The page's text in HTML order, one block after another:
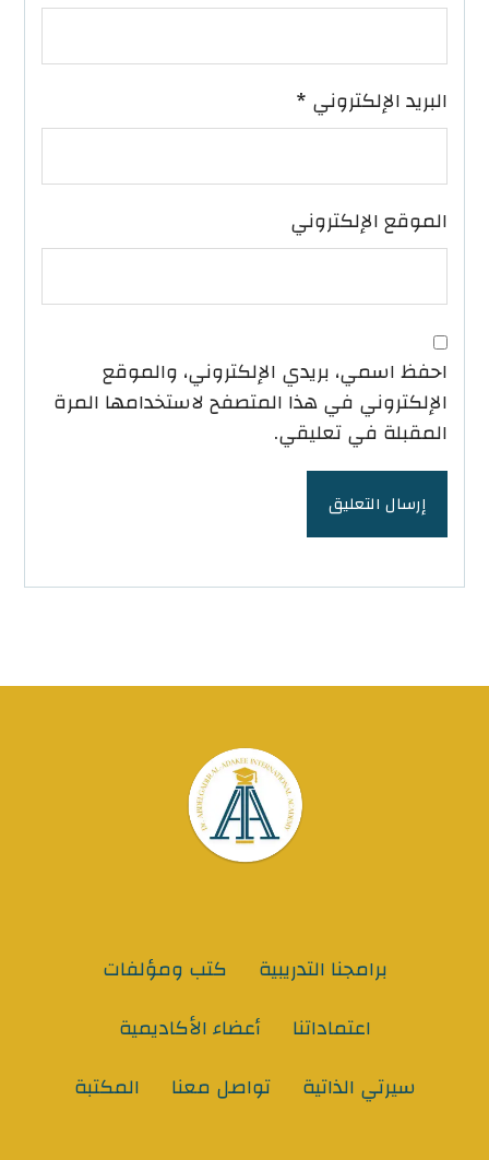
البريد الإلكتروني *
الموقع الإلكتروني
احفظ اسمي، بريدي الإلكتروني، والموقع
الإلكتروني في هذا المتصفح لاستخدامها المرة
المقبلة في تعليقي.
إرسال التعليق
برامجنا التدريبية
كتب ومؤلفات
اعتماداتنا
أعضاء الأكاديمية
سيرتي الذاتية
تواصل معنا المكتبة